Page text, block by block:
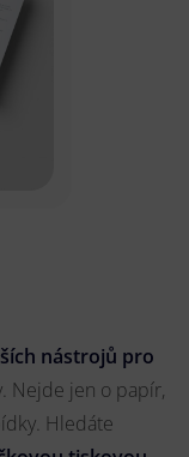
nástrojů pro
Nejde jen o papír,
Hledáte